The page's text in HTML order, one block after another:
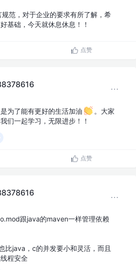
范，对于企业的要求有所了解，希
基础，今天就休息休息！！
点赞
为了能有更好的生活加油
。大家
们一起学习，无限进步！！
点赞
跟java的maven一样管理依赖
比java，c的并发要小和灵活，而且
程安全